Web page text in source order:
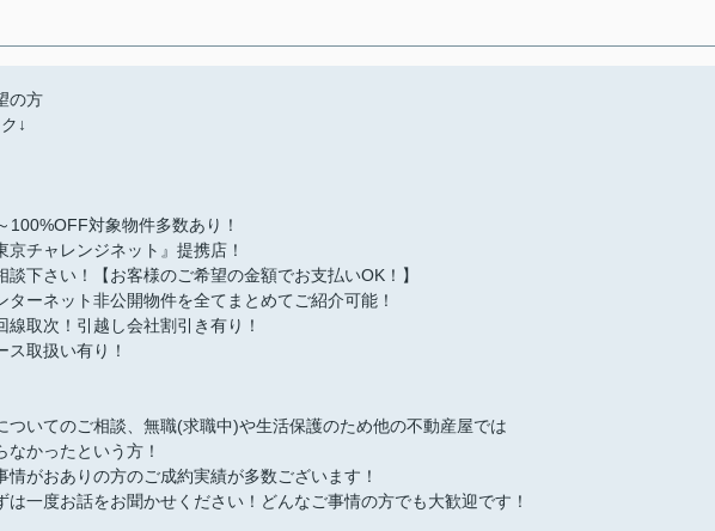
の方
↓
対象物件多数あり！
チャレンジネット』提携店！
下さい！【お客様のご希望の金額でお支払いOK！】
ーネット非公開物件を全てまとめてご紹介可能！
取次！引越し会社割引き有り！
取扱い有り！
ついてのご相談、無職(求職中)や生活保護のため他の不動産屋では
なかったという方！
情がおありの方のご成約実績が多数ございます！
は一度お話をお聞かせください！どんなご事情の方でも大歓迎です！